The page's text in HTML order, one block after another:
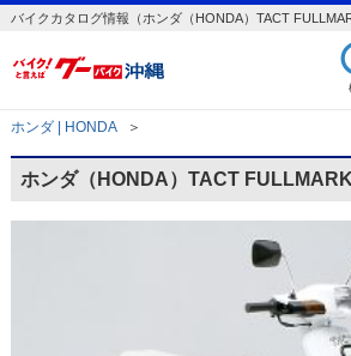
バイクカタログ情報（ホンダ（HONDA）TACT
ホンダ | HONDA ＞
ホンダ（HONDA）TACT